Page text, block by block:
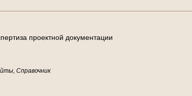
пертиза проектной документации
Справочник